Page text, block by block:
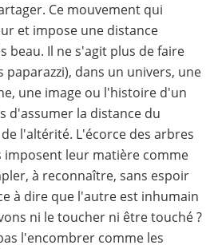
Ce mouvement qui
et impose une distance
beau. Il ne s'agit plus de faire
dans un univers, une
une image ou l'histoire d'un
d'assumer la distance du
l'altérité. L'écorce des arbres
imposent leur matière comme
à reconnaître, sans espoir
à dire que l'autre est inhumain
ni le toucher ni être touché ?
l'encombrer comme les